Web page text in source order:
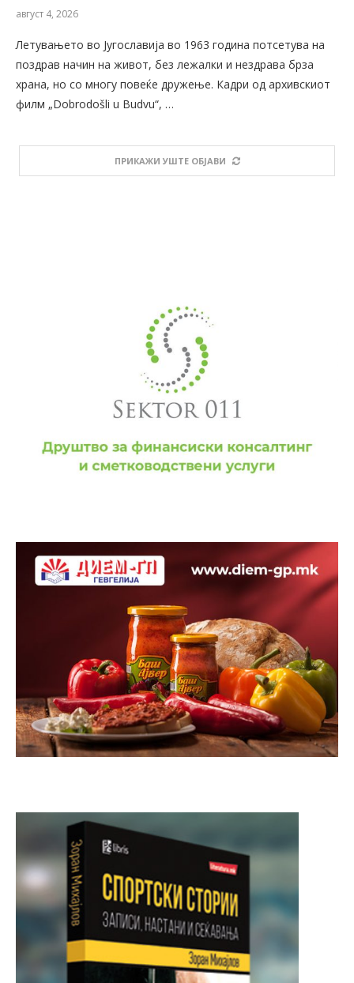
август 4, 2026
Летувањето во Југославија во 1963 година потсетува на
поздрав начин на живот, без лежалки и нездрава брза
храна, но со многу повеќе дружење. Кадри од архивскиот
филм „Dobrodošli u Budvu“, …
ПРИКАЖИ УШТЕ ОБЈАВИ